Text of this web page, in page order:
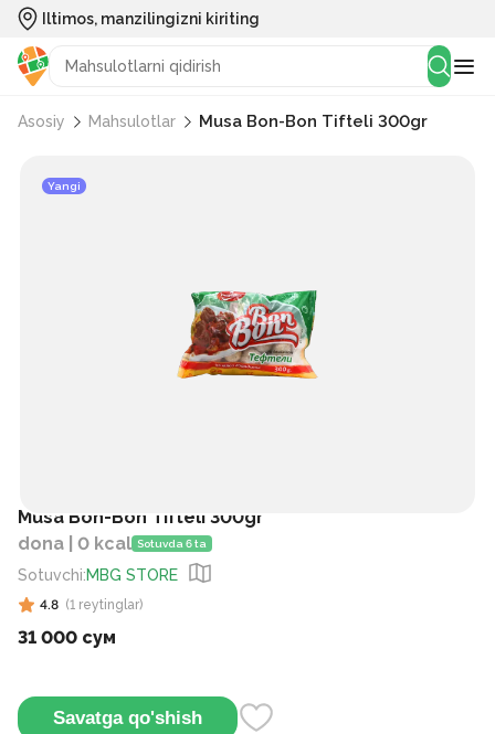
Iltimos, manzilingizni kiriting
Asosiy Mahsulotlar Musa Bon-Bon Tifteli 300gr
Yangi
Musa Bon-Bon Tifteli 300gr
dona | 0 kcal Sotuvda 6 ta
Sotuvchi:MBG STORE
4.8 (1 reytinglar)
31 000 сум
Savatga qo'shish